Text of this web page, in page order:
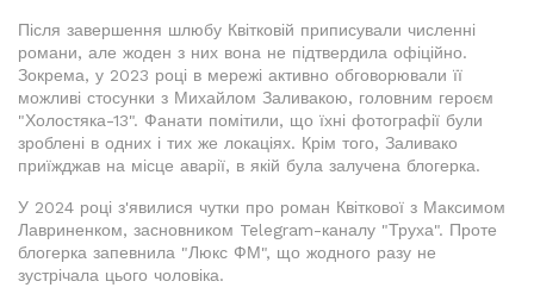
Після завершення шлюбу Квітковій приписували численні
романи, але жоден з них вона не підтвердила офіційно.
Зокрема, у 2023 році в мережі активно обговорювали її
можливі стосунки з Михайлом Заливакою, головним героєм
"Холостяка-13". Фанати помітили, що їхні фотографії були
зроблені в одних і тих же локаціях. Крім того, Заливако
приїжджав на місце аварії, в якій була залучена блогерка.
У 2024 році з'явилися чутки про роман Квіткової з Максимом
Лавриненком, засновником Telegram-каналу "Труха". Проте
блогерка запевнила "Люкс ФМ", що жодного разу не
зустрічала цього чоловіка.